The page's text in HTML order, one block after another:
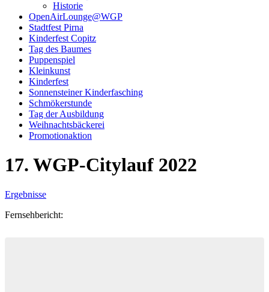
Historie
OpenAirLounge@WGP
Stadtfest Pirna
Kinderfest Copitz
Tag des Baumes
Puppenspiel
Kleinkunst
Kinderfest
Sonnensteiner Kinderfasching
Schmökerstunde
Tag der Ausbildung
Weihnachtsbäckerei
Promotionaktion
17. WGP-Citylauf 2022
Ergebnisse
Fernsehbericht: